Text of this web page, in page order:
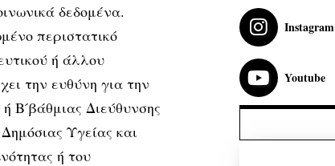
δεδομένα.
περιστατικό
ή άλλου
την ευθύνη για την
Β ́βάθμιας Διεύθυνσης
Υγείας και
ή του
Instagram
Youtube